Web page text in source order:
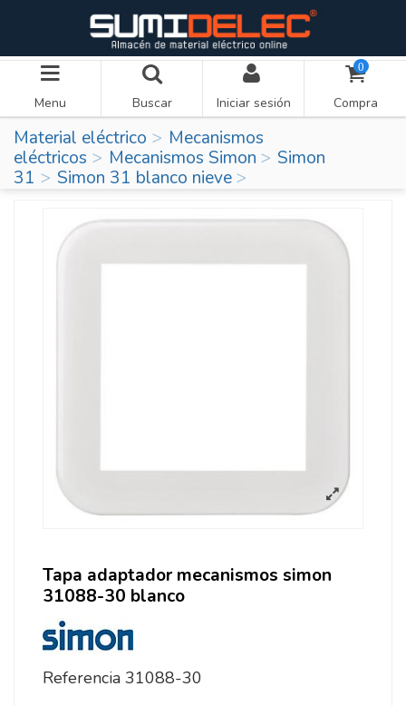
Menu Buscar Iniciar sesión
0
Compra
Material eléctrico
Mecanismos
eléctricos
Mecanismos Simon
Simon
31
Simon 31 blanco nieve
Tapa adaptador mecanismos simon
31088-30 blanco
Referencia 31088-30